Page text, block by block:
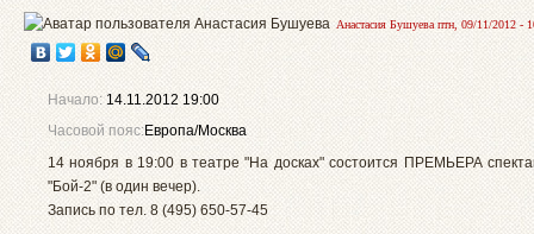
Анастасия Бушуева птн, 09/11/2012 -
Начало:14.11.2012 19:00
Часовой пояс:Европа/Москва
14 ноября в 19:00 в театре "На досках" состоится ПРЕМЬЕРА
"Бой-2" (в один вечер).
Запись по тел. 8 (495) 650-57-45